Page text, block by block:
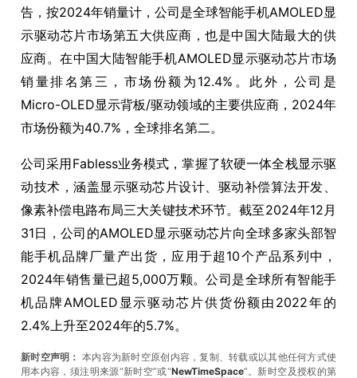
告，按2024年销量计，公司是全球智能手机AMOLED显
示驱动芯片市场第五大供应商，也是中国大陆最大的供
应商。在中国大陆智能手机AMOLED显示驱动芯片市场
销量排名第三，市场份额为12.4%。此外，公司是
Micro-OLED显示背板/驱动领域的主要供应商，2024年
市场份额为40.7%，全球排名第二。
公司采用Fabless业务模式，掌握了软硬一体全栈显示驱
动技术，涵盖显示驱动芯片设计、驱动补偿算法开发、
像素补偿电路布局三大关键技术环节。截至2024年12月
31日，公司的AMOLED显示驱动芯片向全球多家头部智
能手机品牌厂量产出货，应用于超10个产品系列中，
2024年销售量已超5,000万颗。公司是全球所有智能手
机品牌AMOLED显示驱动芯片供货份额由2022年的
2.4%上升至2024年的5.7%。
新时空声明： 本内容为新时空原创内容，复制、转载或以其他任何方式使
用本内容，须注明来源“新时空”或“NewTimeSpace”。新时空及授权的第